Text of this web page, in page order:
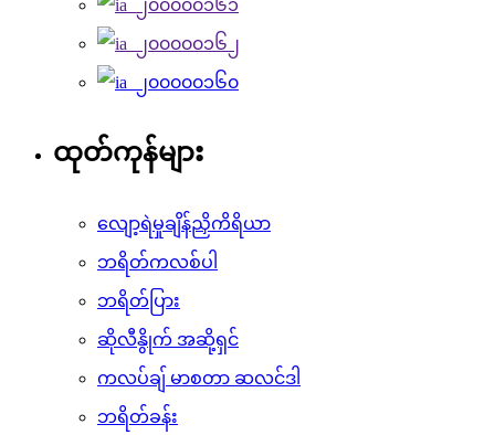
ထုတ်ကုန်များ
လျော့ရဲမှုချိန်ညှိကိရိယာ
ဘရိတ်ကလစ်ပါ
ဘရိတ်ပြား
ဆိုလီနွိုက် အဆို့ရှင်
ကလပ်ချ် မာစတာ ဆလင်ဒါ
ဘရိတ်ခန်း